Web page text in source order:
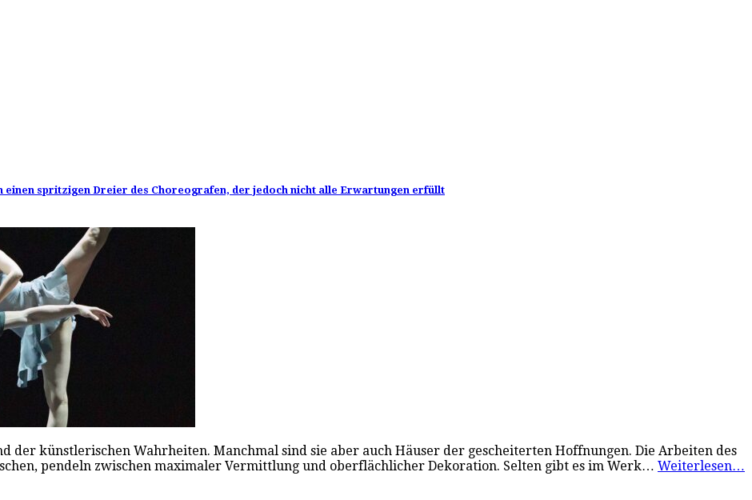
spritzigen Dreier des Choreografen, der jedoch nicht alle Erwartungen erfüllt
der künstlerischen Wahrheiten. Manchmal sind sie aber auch Häuser der gescheiterten Hoffnungen. Die Arbeiten des
pendeln zwischen maximaler Vermittlung und oberflächlicher Dekoration. Selten gibt es im Werk… Weiterlesen…